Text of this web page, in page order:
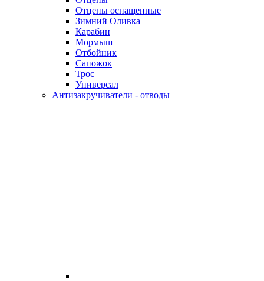
Отцепы оснащенные
Зимний Оливка
Карабин
Мормыш
Отбойник
Сапожок
Трос
Универсал
Антизакручиватели - отводы